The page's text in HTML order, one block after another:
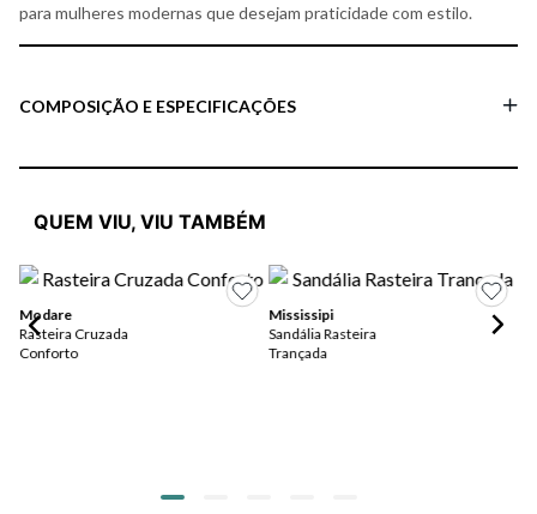
para mulheres modernas que desejam praticidade com estilo.
COMPOSIÇÃO E ESPECIFICAÇÕES
QUEM VIU, VIU TAMBÉM
Modare
Rasteira Cruzada
Conforto
Mississipi
Sandália Rasteira
Trançada